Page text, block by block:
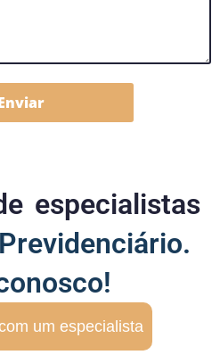
especialistas
um especialista